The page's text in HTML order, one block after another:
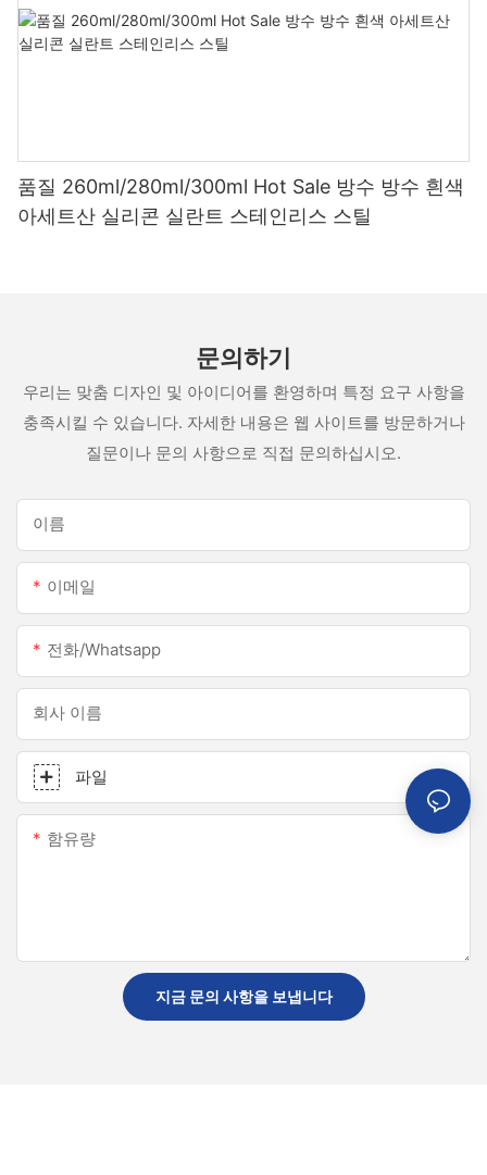
품질 260ml/280ml/300ml Hot Sale 방수 방수 흰색
아세트산 실리콘 실란트 스테인리스 스틸
문의하기
우리는 맞춤 디자인 및 아이디어를 환영하며 특정 요구 사항을
충족시킬 수 있습니다. 자세한 내용은 웹 사이트를 방문하거나
질문이나 문의 사항으로 직접 문의하십시오.
이름
이메일
전화/whatsapp
회사 이름
파일
함유량
지금 문의 사항을 보냅니다